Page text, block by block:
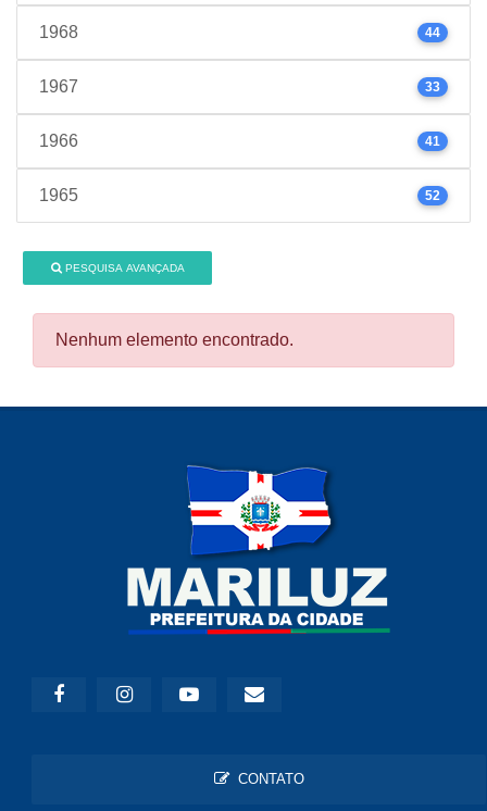
1968 44
1967 33
1966 41
1965 52
PESQUISA AVANÇADA
Nenhum elemento encontrado.
CONTATO